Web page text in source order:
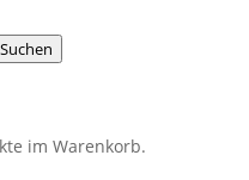
Suchen
im Warenkorb.